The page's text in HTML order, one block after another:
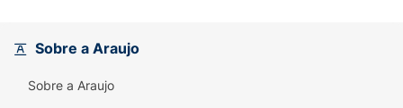
Sobre a Araujo
Sobre a Araujo